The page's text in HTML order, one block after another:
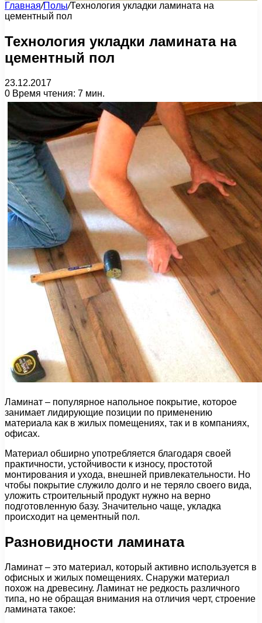
Главная/Полы/Технология укладки ламината на
цементный пол
Технология укладки ламината на
цементный пол
23.12.2017
0 Время чтения: 7 мин.
Ламинат – популярное напольное покрытие, которое
занимает лидирующие позиции по применению
материала как в жилых помещениях, так и в компаниях,
офисах.
Материал обширно употребляется благодаря своей
практичности, устойчивости к износу, простотой
монтирования и ухода, внешней привлекательности. Но
чтобы покрытие служило долго и не теряло своего вида,
уложить строительный продукт нужно на верно
подготовленную базу. Значительно чаще, укладка
происходит на цементный пол.
Разновидности ламината
Ламинат – это материал, который активно используется в
офисных и жилых помещениях. Снаружи материал
похож на древесину. Ламинат не редкость различного
типа, но не обращая внимания на отличия черт, строение
ламината такое: